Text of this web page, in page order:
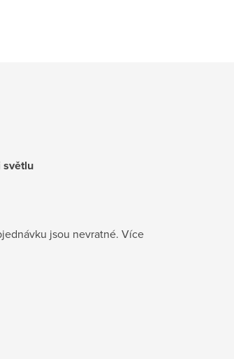
světlu
jsou nevratné. Více